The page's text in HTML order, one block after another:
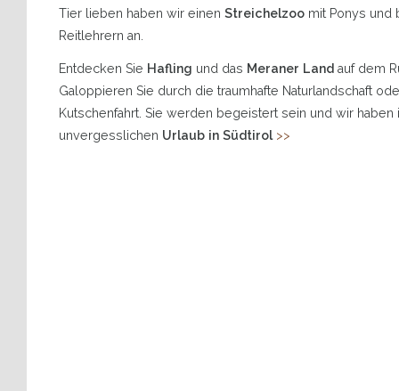
Tier lieben haben wir einen Streichelzoo mit Ponys und
Reitlehrern an.
Entdecken Sie Hafling und das Meraner Land auf dem
Galoppieren Sie durch die traumhafte Naturlandschaft
Kutschenfahrt. Sie werden begeistert sein und wir
unvergesslichen Urlaub in Südtirol >>